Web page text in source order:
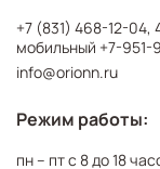
+7 (831) 468-12-04,
мобильный +7-951-
info@orionn.ru
Режим работы:
пн – пт с 8 до 18